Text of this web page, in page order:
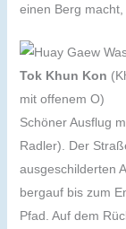
einen Berg
Tok Khun Kon
mit offenem O)
Schöner Ausflug
Radler). Der
ausgeschilderten
bergauf bis zum
Pfad. Auf dem